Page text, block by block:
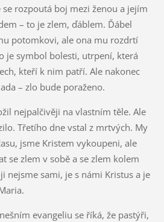
rozpoutá boj mezi ženou a jejím
– to je zlem, ďáblem. Ďábel
potomkovi, ale ona mu rozdrtí
je symbol bolesti, utrpení, která
kteří k nim patří. Ale nakonec
– zlo bude poraženo.
nejpalčivěji na vlastním těle. Ale
Třetího dne vstal z mrtvých. My
jsme Kristem vykoupeni, ale
se zlem v sobě a se zlem kolem
nejsme sami, je s námi Kristus a je
evangeliu se říká, že pastýři,